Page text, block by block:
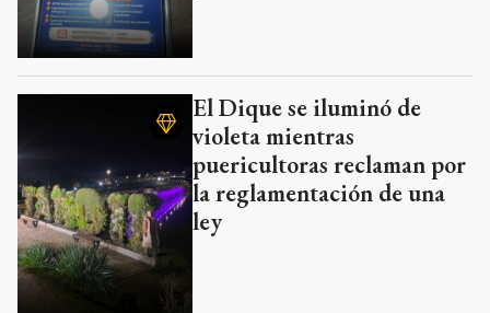
El Dique se iluminó de
violeta mientras
puericultoras reclaman por
la reglamentación de una
ley